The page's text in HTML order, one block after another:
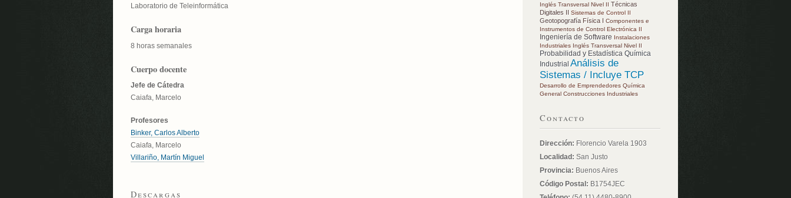
Laboratorio de Teleinformática
Carga horaria
8 horas semanales
Cuerpo docente
Jefe de Cátedra
Caiafa, Marcelo
Profesores
Binker, Carlos Alberto
Caiafa, Marcelo
Villariño, Martín Miguel
Descargas
Inglés Transversal Nivel II Técnicas
Digitales II Sistemas de Control II
Geotopografía Física I Componentes e
Instrumentos de Control Electrónica II
Ingeniería de Software Instalaciones
Industriales Inglés Transversal Nivel II
Probabilidad y Estadística Química
Industrial Análisis de
Sistemas / Incluye TCP
Desarrollo de Emprendedores Química
General Construcciones Industriales
Contacto
Dirección: Florencio Varela 1903
Localidad: San Justo
Provincia: Buenos Aires
Código Postal: B1754JEC